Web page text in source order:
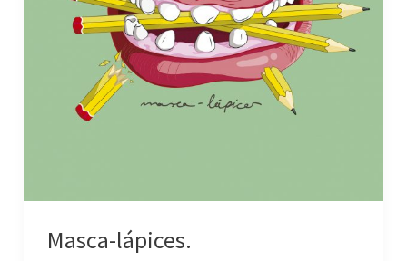
Masca-lápices.